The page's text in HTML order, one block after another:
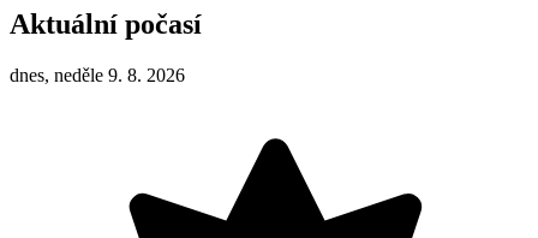
Aktuální počasí
dnes, neděle 9. 8. 2026